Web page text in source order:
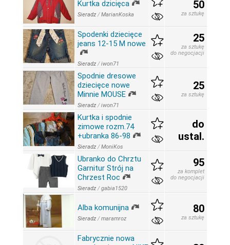
Kurtka dzicięca
Sieradz /MarianKoska
50
za sztukę
Spodenki dziecięce
jeans 12-15 M nowe
Sieradz /iwon71
25
za sztukę
do negocjacji
Spodnie dresowe
dziecięce nowe
Minnie MOUSE
Sieradz /iwon71
25
za sztukę
Kurtka i spodnie
zimowe rozm.74
+ubranka 86-98
Sieradz /MoniKos
do
ustal.
Ubranko do Chrztu
Garnitur Strój na
Chrzest Roc
Sieradz /gabia1520
95
za komplet
do negocjacji
Alba komunijna
Sieradz /maramroz
80
za sztukę
Fabrycznie nowa